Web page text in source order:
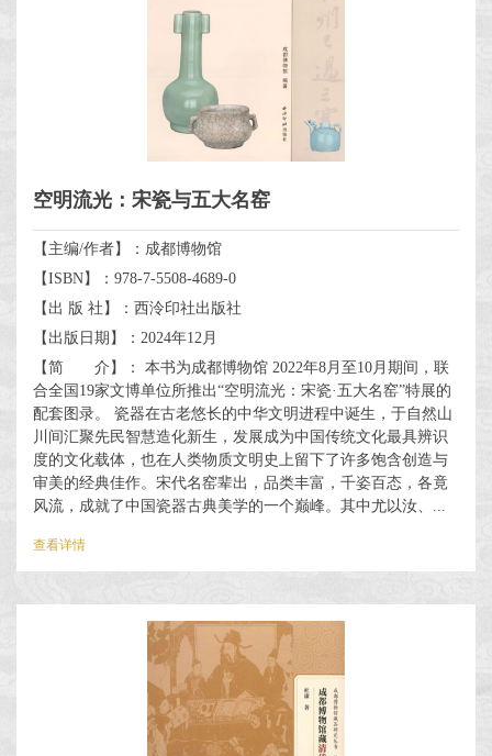
空明流光：宋瓷与五大名窑
【主编/作者】：成都博物馆
【ISBN】：978-7-5508-4689-0
【出 版 社】：西泠印社出版社
【出版日期】：2024年12月
【简 介】： 本书为成都博物馆 2022年8月至10月期间，联
合全国19家文博单位所推出“空明流光：宋瓷·五大名窑”特展的
配套图录。 瓷器在古老悠长的中华文明进程中诞生，于自然山
川间汇聚先民智慧造化新生，发展成为中国传统文化最具辨识
度的文化载体，也在人类物质文明史上留下了许多饱含创造与
审美的经典佳作。宋代名窑辈出，品类丰富，千姿百态，各竟
风流，成就了中国瓷器古典美学的一个巅峰。其中尤以汝、...
查看详情